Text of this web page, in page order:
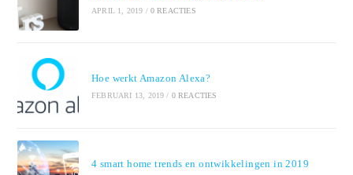
APRIL 1, 2019 / 0 REACTIES
Hoe werkt Amazon Alexa?
FEBRUARI 13, 2019 / 0 REACTIES
4 smart home trends en ontwikkelingen in 2019